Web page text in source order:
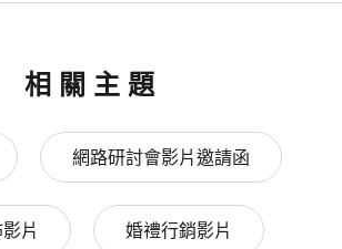
相關主題
網路研討會影片邀請函
片 婚禮行銷影片